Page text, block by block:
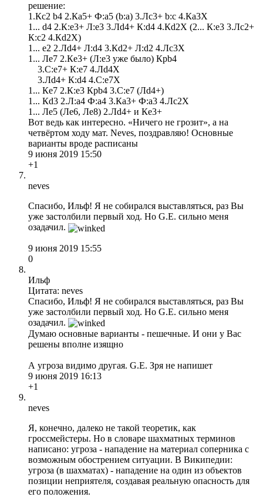
решение:
1.Кc2 b4 2.Кa5+ Ф:a5 (b:a) 3.Лc3+ b:c 4.Кa3X
1... d4 2.К:e3+ Л:e3 3.Лd4+ К:d4 4.Кd2X (2... К:e3 3.Лc2+
К:c2 4.Кd2X)
1... e2 2.Лd4+ Л:d4 3.Кd2+ Л:d2 4.Лc3X
1... Лe7 2.Кe3+ (Л:e3 уже было) Крb4
3.С:e7+ К:e7 4.Лd4X
3.Лd4+ К:d4 4.С:e7X
1... Кe7 2.К:e3 Крb4 3.С:e7 (Лd4+)
1... Кd3 2.Л:a4 Ф:a4 3.Кa3+ Ф:a3 4.Лc2X
1... Лe5 (Лe6, Лe8) 2.Лd4+ и Кe3+
Вот ведь как интересно. «Ничего не грозит», а на
четвёртом ходу мат. Neves, поздравляю! Основные
варианты вроде расписаны
9 июня 2019 15:50
+1
neves
Спасибо, Ильф! Я не собирался выставляться, раз Вы
уже застолбили первый ход. Но G.E. сильно меня
озадачил.
9 июня 2019 15:55
0
Ильф
Цитата: neves
Спасибо, Ильф! Я не собирался выставляться, раз Вы
уже застолбили первый ход. Но G.E. сильно меня
озадачил.
Думаю основные варианты - пешечные. И они у Вас
решены вполне изящно
А угроза видимо другая. G.E. Зря не напишет
9 июня 2019 16:13
+1
neves
Я, конечно, далеко не такой теоретик, как
гроссмейстеры. Но в словаре шахматных терминов
написано: угроза - нападение на материал соперника с
возможным обострением ситуации. В Википедии:
угроза (в шахматах) - нападение на один из объектов
позиции неприятеля, создавая реальную опасность для
его положения.